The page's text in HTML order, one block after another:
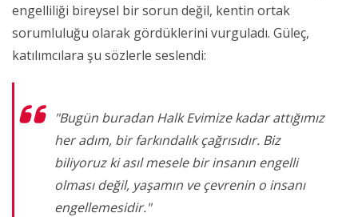
engelliliği bireysel bir sorun değil, kentin ortak
sorumluluğu olarak gördüklerini vurguladı. Güleç,
katılımcılara şu sözlerle seslendi:
"Bugün buradan Halk Evimize kadar attığımız
her adım, bir farkındalık çağrısıdır. Biz
biliyoruz ki asıl mesele bir insanın engelli
olması değil, yaşamın ve çevrenin o insanı
engellemesidir."